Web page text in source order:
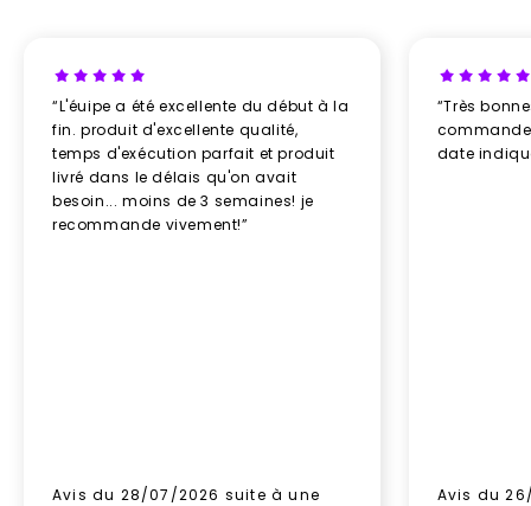
“L'éuipe a été excellente du début à la
fin. produit d'excellente qualité,
temps d'exécution parfait et produit
livré dans le délais qu'on avait
besoin... moins de 3 semaines! je
recommande vivement!”
Avis du 28/07/2026 suite à une
“Très
date
Avis du